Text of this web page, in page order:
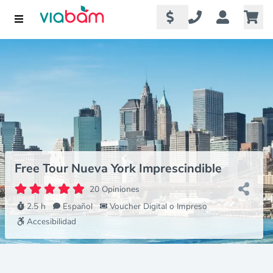
Free Tour Nueva York Imprescindible
20 Opiniones
2.5 h
Español
Voucher Digital o Impreso
Accesibilidad